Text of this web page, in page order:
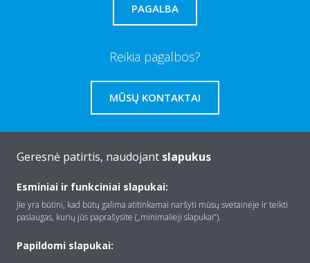
PAGALBA
Reikia pagalbos?
MŪSŲ KONTAKTAI
Apie Daikin
Geresnė patirtis, naudojant slapukus
Esminiai ir funkciniai slapukai:
Jie yra būtini, kad būtų galima atitinkamai naršyti mūsų svetainėje ir teikti
paslaugas, kurių jūs paprašysite („minimalieji slapukai“).
Papildomi slapukai: